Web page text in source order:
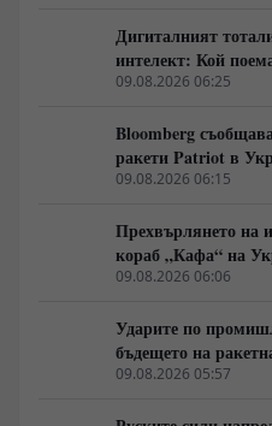
Дигиталният
интелект: Кой
управление
09.08.2026 06:25
Bloomberg
ракети Patriot в
войски в Русия в
09.08.2026 06:15
Прехвърлянето на
кораб „Кафа“ на
режим в Балтика
09.08.2026 06:06
Ударите по
бъдещето на
09.08.2026 05:57